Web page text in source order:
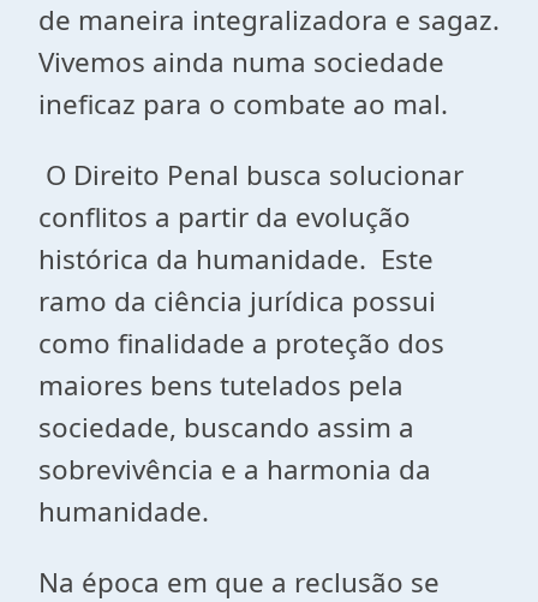
de maneira integralizadora e sagaz.
Vivemos ainda numa sociedade
ineficaz para o combate ao mal.
O Direito Penal busca solucionar
conflitos a partir da evolução
histórica da humanidade. Este
ramo da ciência jurídica possui
como finalidade a proteção dos
maiores bens tutelados pela
sociedade, buscando assim a
sobrevivência e a harmonia da
humanidade.
Na época em que a reclusão se